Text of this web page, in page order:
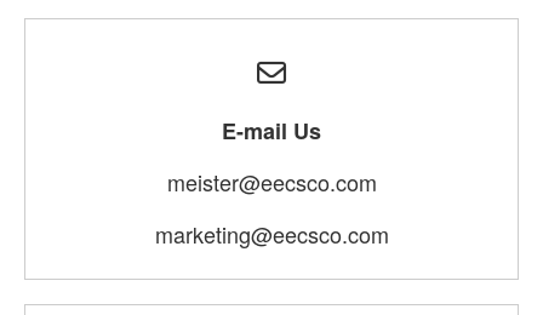
E-mail Us
meister@eecsco.com
marketing@eecsco.com